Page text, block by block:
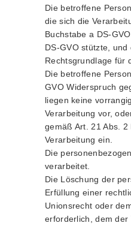
Die betroffene
die sich die
Buchstabe a DS-
DS-GVO stützte,
Rechtsgrundlage für
Die betroffene
GVO Widerspruch
liegen keine
Verarbeitung vor,
gemäß Art. 21 Abs.
Verarbeitung ein.
Die
verarbeitet.
Die Löschung der
Erfüllung einer
Unionsrecht oder
erforderlich, dem der